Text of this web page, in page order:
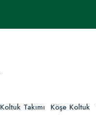
Koltuk Takımı Köşe Koltuk